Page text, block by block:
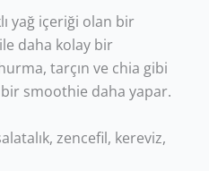
yağ içeriği olan bir
daha kolay bir
tarçın ve chia gibi
bir smoothie daha yapar.
zencefil, kereviz,